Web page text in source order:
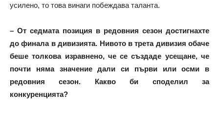
усилено, то това винаги побеждава таланта.
– От седмата позиция в редовния сезон достигнахте
до финала в дивизията. Нивото в трета дивизия обаче
беше толкова изравнено, че се създаде усещане, че
почти няма значение дали си първи или осми в
редовния сезон. Какво би споделил за
конкуренцията?